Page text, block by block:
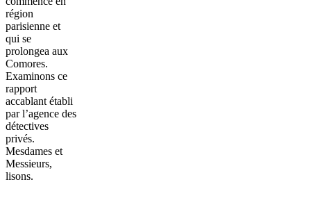
région
parisienne et
qui se
prolongea aux
Comores.
Examinons ce
rapport
accablant établi
par l’agence des
détectives
privés.
Mesdames et
Messieurs,
lisons.